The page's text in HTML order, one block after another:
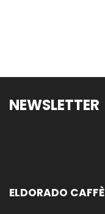
NEWSLETTER
ELDORADO CAFFÈ